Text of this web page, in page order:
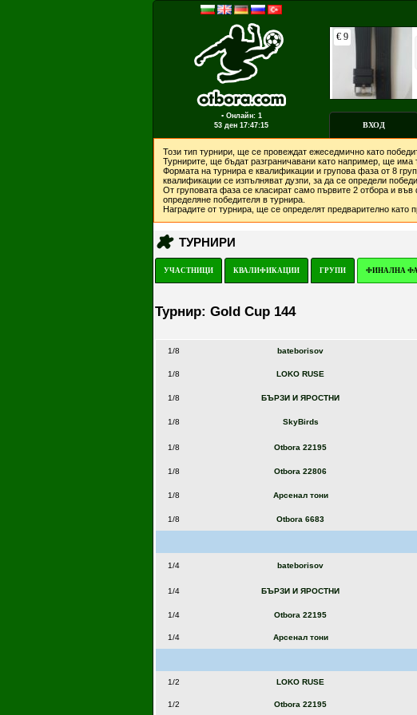
▪ Онлайн: 1
53 ден 17:47:15 ВХОД
Този тип турнири, ще се провеждат ежеседмично като
Турнирите, ще бъдат разграничавани като например, ще има
Формата на турнира е квалификации и групова фаза от 8
квалификации се изпълняват дузпи, за да се определи
От груповата фаза се класират само първите 2 отбора и
определяне победителя в турнира.
Наградите от турнира, ще се определят предварително като
ТУРНИРИ
УЧАСТНИЦИ КВАЛИФИКАЦИИ ГРУПИ ФИНАЛНА
Турнир: Gold Cup 144
1/8 bateborisov
1/8 LOKO RUSE
1/8 БЪРЗИ И ЯРОСТНИ
1/8 SkyBirds
1/8 Otbora 22195
1/8 Otbora 22806
1/8 Арсенал тони
1/8 Otbora 6683
1/4 bateborisov
1/4 БЪРЗИ И ЯРОСТНИ
1/4 Otbora 22195
1/4 Арсенал тони
1/2 LOKO RUSE
1/2 Otbora 22195